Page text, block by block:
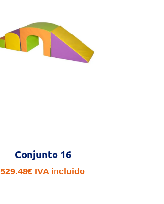
Conjunto 16
529.48€ IVA incluido